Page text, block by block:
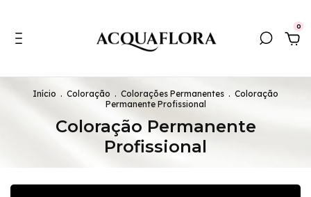
0
Início . Coloração . Colorações Permanentes . Coloração
Permanente Profissional
Coloração Permanente
Profissional